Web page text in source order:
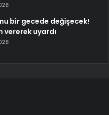
bir gecede değişecek!
vererek uyardı